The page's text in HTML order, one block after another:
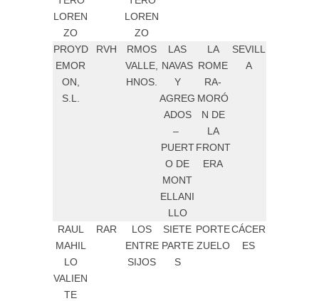
LOREN
ZO
LOREN
ZO
PROYD
EMOR
ON,
S.L.
RVH
RMOS
VALLE,
HNOS.
LAS
NAVAS
Y
AGREG
ADOS
–
PUERT
O DE
MONT
ELLANI
LLO
LA
ROME
RA-
MORÓ
N DE
LA
FRONT
ERA
SEVILL
A
RAUL
MAHIL
LO
VALIEN
TE
RAR
LOS
ENTRE
SIJOS
SIETE
PARTE
S
PORTE
ZUELO
CÁCER
ES